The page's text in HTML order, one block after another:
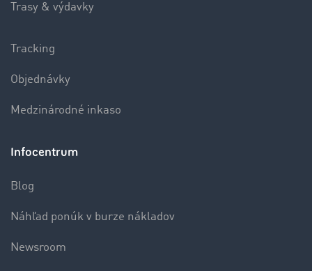
Trasy & výdavky
Tracking
Objednávky
Medzinárodné inkaso
Infocentrum
Blog
Náhľad ponúk v burze nákladov
Newsroom